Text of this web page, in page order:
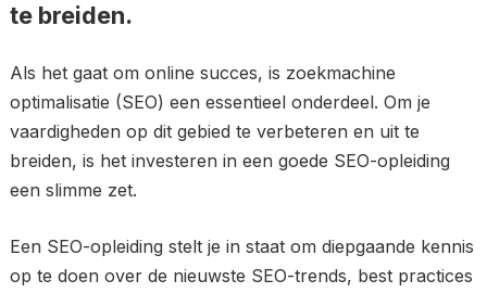
te breiden.
Als het gaat om online succes, is zoekmachine
optimalisatie (SEO) een essentieel onderdeel. Om je
vaardigheden op dit gebied te verbeteren en uit te
breiden, is het investeren in een goede SEO-opleiding
een slimme zet.
Een SEO-opleiding stelt je in staat om diepgaande kennis
op te doen over de nieuwste SEO-trends, best practices